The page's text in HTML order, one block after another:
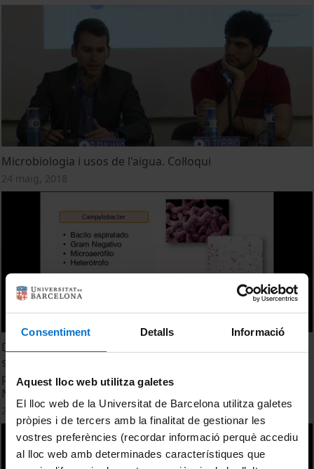
Consentiment Detalls Informació
Aquest lloc web utilitza galetes
El lloc web de la Universitat de Barcelona utilitza galetes
pròpies i de tercers amb la finalitat de gestionar les
vostres preferències (recordar informació perquè accediu
al lloc web amb determinades característiques que
Microbiologia i usos de l'aigua. Col·loqui
24 maig, 2018
Detección, aislamiento y cuantificación de Campylobacter
spp. e indicadores microbiológicos en muestras de agua
procedentes de dos plantas potabilizadoras. Estefanía
Nathaly Eras Muñoz
24 maig, 2018